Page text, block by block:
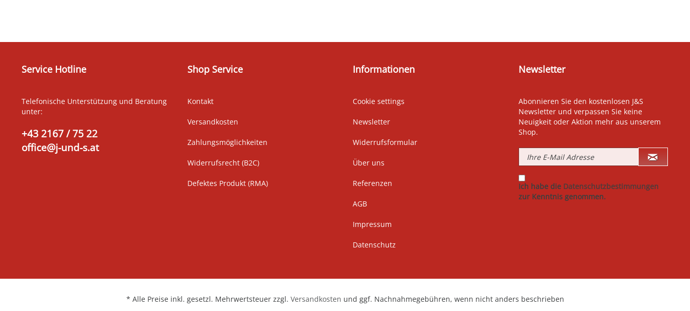
Service Hotline
Telefonische Unterstützung und Beratung
unter:
+43 2167 / 75 22
office@j-und-s.at
Shop Service
Kontakt
Versandkosten
Zahlungsmöglichkeiten
Widerrufsrecht (B2C)
Defektes Produkt (RMA)
Informationen
Cookie settings
Newsletter
Widerrufsformular
Über uns
Referenzen
AGB
Impressum
Datenschutz
Newsletter
Abonnieren Sie den kostenlosen J&S
Newsletter und verpassen Sie keine
Neuigkeit oder Aktion mehr aus unserem
Shop.
Ich habe die Datenschutzbestimmungen
zur Kenntnis genommen.
* Alle Preise inkl. gesetzl. Mehrwertsteuer zzgl. Versandkosten und ggf. Nachnahmegebühren, wenn nicht anders beschrieben